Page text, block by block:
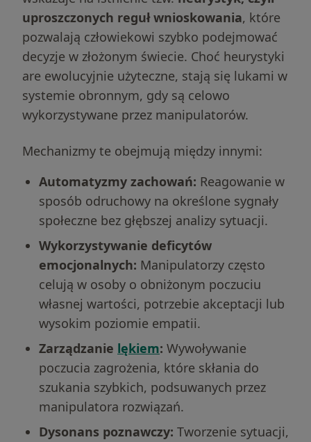
uproszczonych reguł wnioskowania, które
pozwalają człowiekowi szybko podejmować
decyzje w złożonym świecie. Choć heurystyki
are ewolucyjnie użyteczne, stają się lukami w
systemie obronnym, gdy są celowo
wykorzystywane przez manipulatorów.
Mechanizmy te obejmują między innymi:
Automatyzmy zachowań: Reagowanie w
sposób odruchowy na określone sygnały
społeczne bez głębszej analizy sytuacji.
Wykorzystywanie deficytów
emocjonalnych: Manipulatorzy często
celują w osoby o obniżonym poczuciu
własnej wartości, potrzebie akceptacji lub
wysokim poziomie empatii.
Zarządzanie lękiem: Wywoływanie
poczucia zagrożenia, które skłania do
szukania szybkich, podsuwanych przez
manipulatora rozwiązań.
Dysonans poznawczy: Tworzenie sytuacji,